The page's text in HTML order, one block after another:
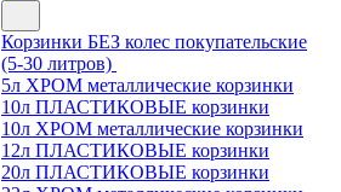
Корзинки БЕЗ колес покупательские
(5-30 литров)
5л ХРОМ металлические корзинки
10л ПЛАСТИКОВЫЕ корзинки
10л ХРОМ металлические корзинки
12л ПЛАСТИКОВЫЕ корзинки
20л ПЛАСТИКОВЫЕ корзинки